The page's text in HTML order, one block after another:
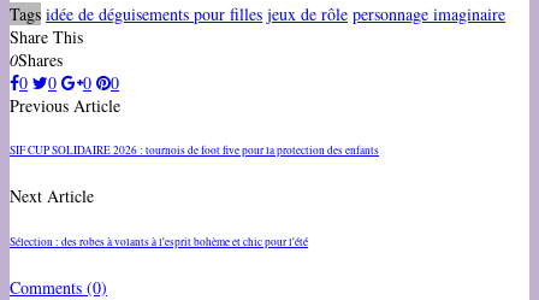
Tags idée de déguisements pour filles jeux de rôle personnage imaginaire
Share This
0Shares
0
0 0
0
Previous Article
SIF CUP SOLIDAIRE 2026 : tournois de foot five pour la protection des enfants
Next Article
Sélection : des robes à volants à l'esprit bohème et chic pour l'été
Comments (0)